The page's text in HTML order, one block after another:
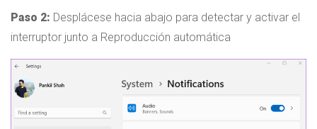
Paso 2: Desplácese hacia abajo para detectar y activar el
interruptor junto a Reproducción automática